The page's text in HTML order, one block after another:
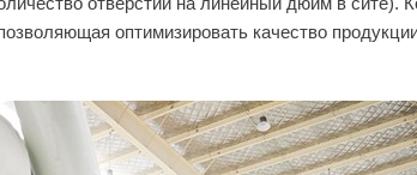
оптимизировать качество